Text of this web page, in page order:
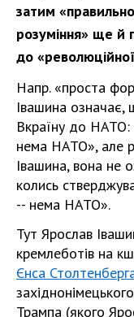
затим
розуміння» ще й
до
Напр. «проста
Івашина
Вкраїну до НАТО:
нема НАТО», але
Івашина, вона не
колись
-- нема НАТО».
Тут Ярослав
кремлеботів на
Єнса
Трампа (якого